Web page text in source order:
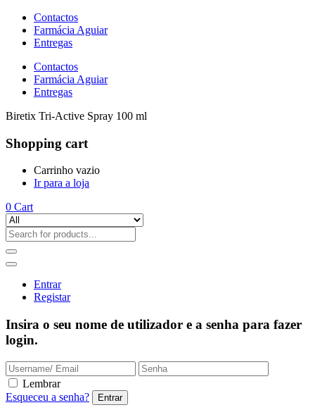
Contactos
Farmácia Aguiar
Entregas
Contactos
Farmácia Aguiar
Entregas
Biretix Tri-Active Spray 100 ml
Shopping cart
Carrinho vazio
Ir para a loja
0 Cart
Entrar
Registar
Insira o seu nome de utilizador e a senha para fazer
login.
Lembrar
Esqueceu a senha?